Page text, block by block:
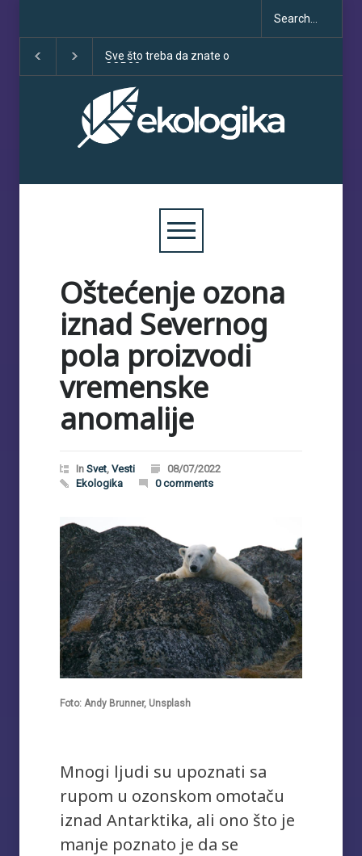
Sve što treba da znate o
Klimatske dezinformacije u
Oštećenje ozona
iznad Severnog
pola proizvodi
vremenske
anomalije
In Svet, Vesti
08/07/2022
Ekologika
0 comments
Foto: Andy Brunner, Unsplash
Mnogi ljudi su upoznati sa
rupom u ozonskom omotaču
iznad Antarktika, ali ono što je
manje poznato je da se